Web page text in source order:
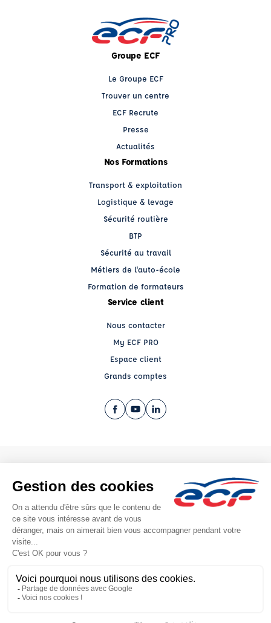
Groupe ECF
Le Groupe ECF
Trouver un centre
ECF Recrute
Presse
Actualités
Nos Formations
Transport & exploitation
Logistique & levage
Sécurité routière
BTP
Sécurité au travail
Métiers de l'auto-école
Formation de formateurs
Service client
Nous contacter
My ECF PRO
Espace client
Grands comptes
Facebook (nouvelle fenêtre)
YouTube (nouvelle fenêtre)
LinkedIn (nouvelle fenêtre)
© 2026 École de Conduite Française. Tous droits réservés